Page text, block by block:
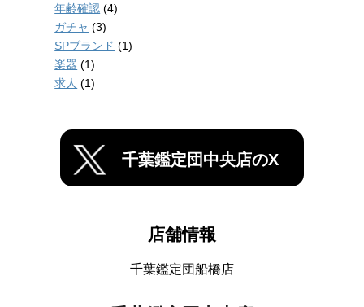
年齢確認 (4)
ガチャ (3)
SPブランド (1)
楽器 (1)
求人 (1)
千葉鑑定団中央店のX
店舗情報
千葉鑑定団船橋店